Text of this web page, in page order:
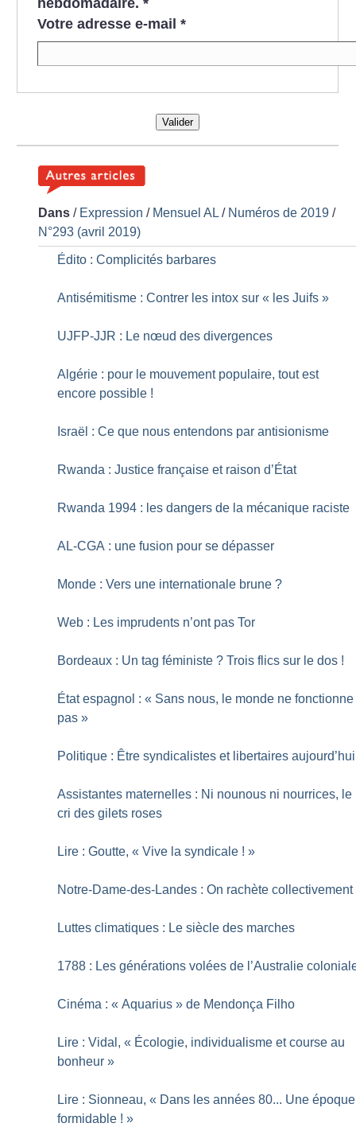
Votre adresse e-mail *
Valider
Dans / Expression / Mensuel AL / Numéros de 2019 /
N°293 (avril 2019)
Édito : Complicités barbares
Antisémitisme : Contrer les intox sur « les Juifs »
UJFP-JJR : Le nœud des divergences
Algérie : pour le mouvement populaire, tout est
encore possible !
Israël : Ce que nous entendons par antisionisme
Rwanda : Justice française et raison d’État
Rwanda 1994 : les dangers de la mécanique raciste
AL-CGA : une fusion pour se dépasser
Monde : Vers une internationale brune ?
Web : Les imprudents n’ont pas Tor
Bordeaux : Un tag féministe ? Trois flics sur le dos !
État espagnol : « Sans nous, le monde ne fonctionne
pas »
Politique : Être syndicalistes et libertaires aujourd’hui
Assistantes maternelles : Ni nounous ni nourrices, le
cri des gilets roses
Lire : Goutte, « Vive la syndicale ! »
Notre-Dame-des-Landes : On rachète collectivement
Luttes climatiques : Le siècle des marches
1788 : Les générations volées de l’Australie
Cinéma : « Aquarius » de Mendonça Filho
Lire : Vidal, « Écologie, individualisme et course au
bonheur »
Lire : Sionneau, « Dans les années 80... Une époque
formidable ! »